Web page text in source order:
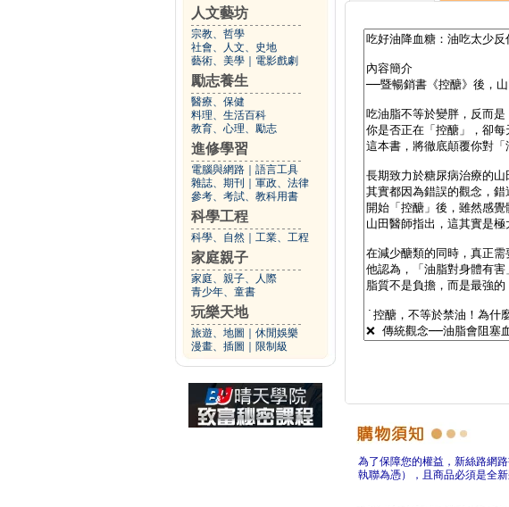
人文藝坊
宗教、哲學
社會、人文、史地
藝術、美學
電影戲劇
勵志養生
醫療、保健
料理、生活百科
教育、心理、勵志
進修學習
電腦與網路
語言工具
雜誌、期刊
軍政、法律
參考、考試、教科用書
科學工程
科學、自然 工業、工程
家庭親子
家庭、親子、人際
青少年、童書
玩樂天地
旅遊、地圖
休閒娛樂
漫畫、插圖
限制級
為了保障您的權益，新絲路網
執聯為憑），且商品必須是全